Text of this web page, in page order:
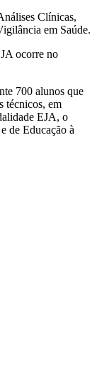
Clínicas,
em Saúde.
ocorre no
700 alunos que
técnicos, em
EJA, o
de Educação à